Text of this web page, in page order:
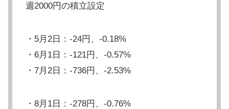
週2000円の積立設定
・5月2日：-24円、-0.18%
・6月1日：-121円、-0.57%
・7月2日：-736円、-2.53%
・8月1日：-278円、-0.76%